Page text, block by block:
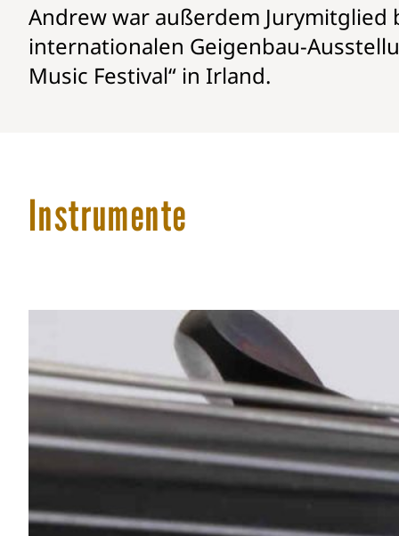
Andrew war außerdem Jurymitglied
internationalen Geigenbau-
Music Festival“ in Irland.
Instrumente